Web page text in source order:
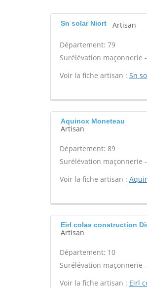
Sn solar Niort Artisan
Département: 79
Surélévation maçonnerie -
Voir la fiche artisan : Sn
Aquinox Moneteau
Artisan
Département: 89
Surélévation maçonnerie -
Voir la fiche artisan :
Eirl colas construction
Artisan
Département: 10
Surélévation maçonnerie -
Voir la fiche artisan : Eirl